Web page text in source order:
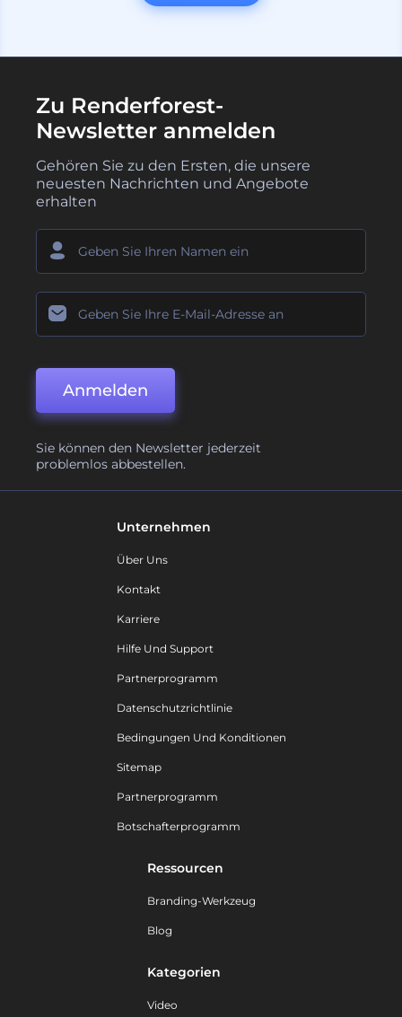
Zu Renderforest-
Newsletter anmelden
Gehören Sie zu den Ersten, die unsere
neuesten Nachrichten und Angebote
erhalten
Anmelden
Sie können den Newsletter jederzeit
problemlos abbestellen.
Unternehmen
Über Uns
Kontakt
Karriere
Hilfe Und Support
Partnerprogramm
Datenschutzrichtlinie
Bedingungen Und Konditionen
Sitemap
Partnerprogramm
Botschafterprogramm
Ressourcen
Branding-Werkzeug
Blog
Kategorien
Video